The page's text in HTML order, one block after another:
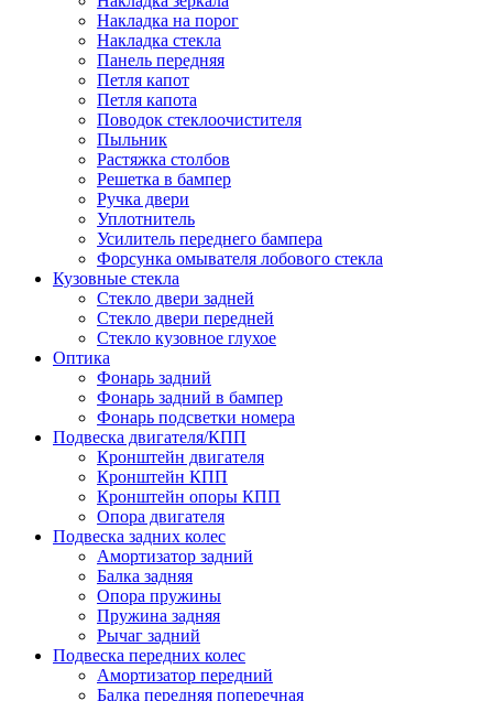
Накладка на порог
Накладка стекла
Панель передняя
Петля капот
Петля капота
Поводок стеклоочистителя
Пыльник
Растяжка столбов
Решетка в бампер
Ручка двери
Уплотнитель
Усилитель переднего бампера
Форсунка омывателя лобового стекла
Кузовные стекла
Стекло двери задней
Стекло двери передней
Стекло кузовное глухое
Оптика
Фонарь задний
Фонарь задний в бампер
Фонарь подсветки номера
Подвеска двигателя/КПП
Кронштейн двигателя
Кронштейн КПП
Кронштейн опоры КПП
Опора двигателя
Подвеска задних колес
Амортизатор задний
Балка задняя
Опора пружины
Пружина задняя
Рычаг задний
Подвеска передних колес
Амортизатор передний
Балка передняя поперечная